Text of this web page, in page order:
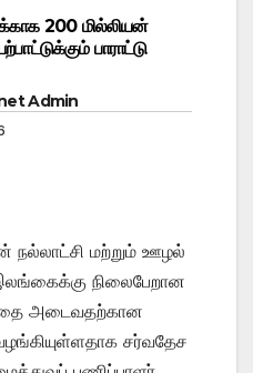
200 மில்லியன்
பாராட்டு
Admin
மற்றும் ஊழல்
இலங்கைக்கு நிலைபேறான
அடைவதற்கான
சர்வதேச